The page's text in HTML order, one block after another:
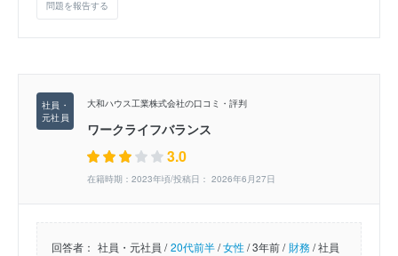
問題を報告する
大和ハウス工業株式会社の口コミ・評判
ワークライフバランス
3.0
在籍時期：2023年頃/投稿日： 2026年6月27日
回答者： 社員・元社員 / 20代前半/女性/3年前 / 財務/社員